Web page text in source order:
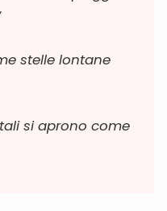
stelle lontane
si aprono come